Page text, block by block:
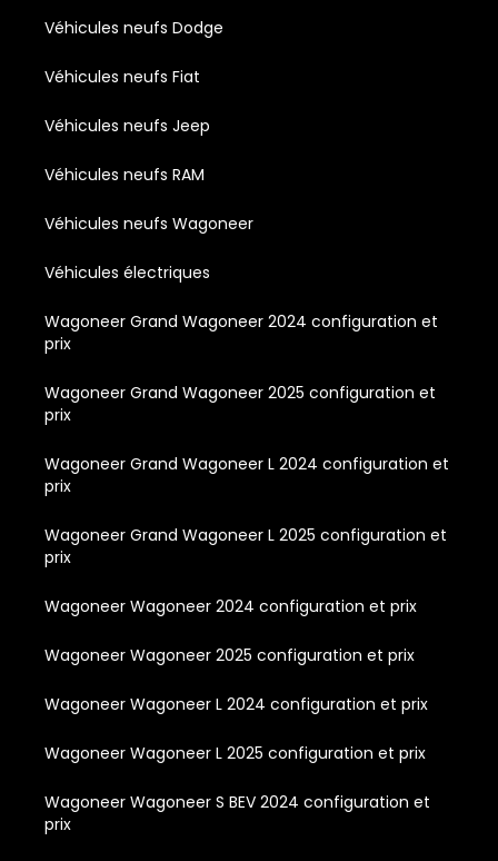
Véhicules neufs Dodge
Véhicules neufs Fiat
Véhicules neufs Jeep
Véhicules neufs RAM
Véhicules neufs Wagoneer
Véhicules électriques
Wagoneer Grand Wagoneer 2024 configuration et
prix
Wagoneer Grand Wagoneer 2025 configuration et
prix
Wagoneer Grand Wagoneer L 2024 configuration et
prix
Wagoneer Grand Wagoneer L 2025 configuration et
prix
Wagoneer Wagoneer 2024 configuration et prix
Wagoneer Wagoneer 2025 configuration et prix
Wagoneer Wagoneer L 2024 configuration et prix
Wagoneer Wagoneer L 2025 configuration et prix
Wagoneer Wagoneer S BEV 2024 configuration et
prix